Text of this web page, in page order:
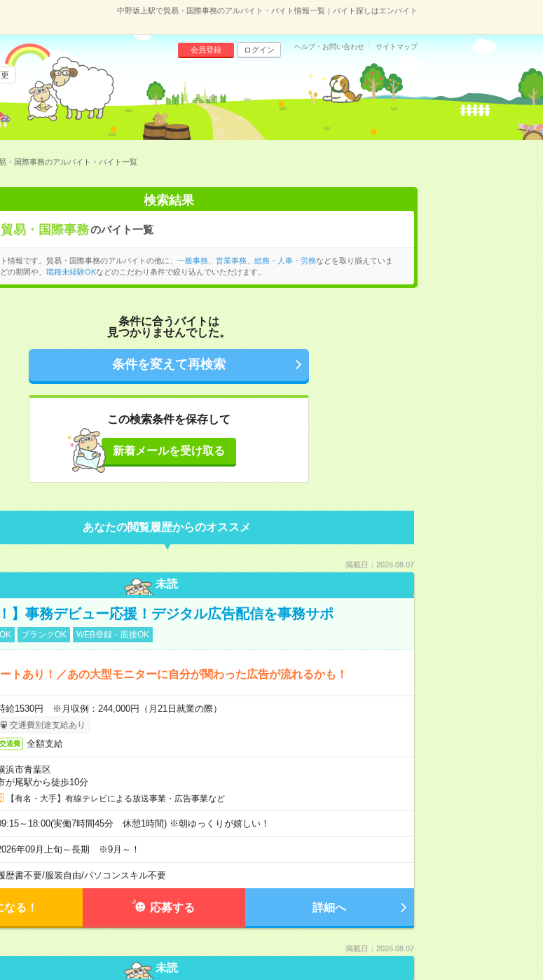
中野坂上駅で貿易・国際事務のアルバイト・バイト情報一覧｜バイト探しはエンバイト
会員登録 ログイン ヘルプ・お問い合わせ サイトマップ
・国際事務のアルバイト・バイト一覧
検索結果
貿易・国際事務のバイト一覧
情報です。貿易・国際事務のアルバイトの他に、 一般事務、 営業事務、 総務・人事・労務などを取り揃えていま
の期間や、 職種未経験OKなどのこだわり条件で絞り込んでいただけます。
条件に合うバイトは
見つかりませんでした。
条件を変えて再検索
この検索条件を保存して
新着メールを受け取る
あなたの閲覧履歴からのオススメ
掲載日：2026.08.07
未読
】事務デビュー応援！デジタル広告配信を事務サポ
ブランクOK WEB登録・面接OK
トあり！／あの大型モニターに自分が関わった広告が流れるかも！
給1530円 ※月収例：244,000円（月21日就業の際）
交通費別途支給あり
交通費 全額支給
浜市青葉区
が尾駅から徒歩10分
【有名・大手】有線テレビによる放送事業・広告事業など
～18:00(実働7時間45分 休憩1時間) ※朝ゆっくりが嬉しい！
年09月上旬～長期 ※9月～！
歴書不要/服装自由/パソコンスキル不要
なる！ 応募する 詳細へ
掲載日：2026.08.07
未読